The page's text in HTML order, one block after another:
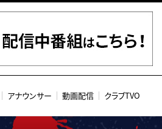
アナウンサー 動画配信 クラブTVO